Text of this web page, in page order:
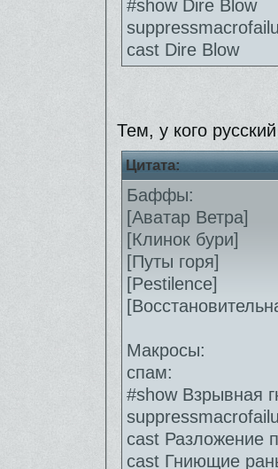
#show Dire Blow
cast Dire Blow
Тем, у кого
Цитата:
Баффы:
[Аватар Ветра]
[Клинок бури]
[Путы горя]
[Pestilence]
Макросы:
спам:
#show Взрывная
cast Разложение
cast Гниющие